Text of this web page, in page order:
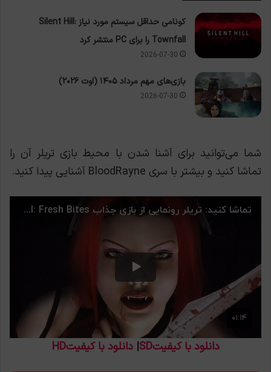
کونامی حداقل سیستم مورد نیاز Silent Hill:
Townfall را برای PC منتشر کرد
2026-07-30
بازی‌های مهم مرداد ۱۴۰۵ (اوت ۲۰۲۶)
2026-07-30
شما می‌توانید برای آشنا شدن با محیط بازی تریلر آن را
تماشا کنید و بیشتر با سری BloodRayne آشنایی پیدا کنید.
دانلود با کیفیتSD |دانلود با کیفیتHD